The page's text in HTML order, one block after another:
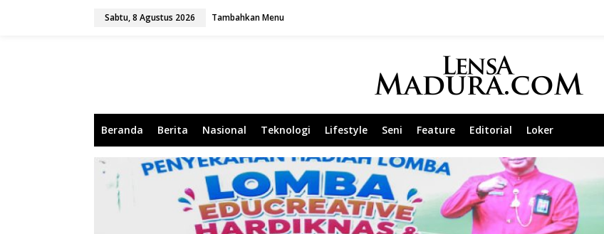
Sabtu, 8 Agustus 2026 Tambahkan Menu
Beranda Berita Nasional Teknologi Lifestyle Seni Feature Editorial Loker